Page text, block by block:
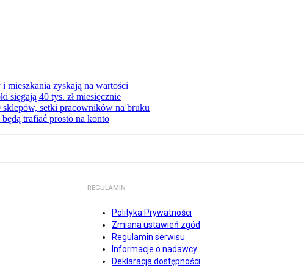
mieszkania zyskają na wartości
sięgają 40 tys. zł miesięcznie
sklepów, setki pracowników na bruku
trafiać prosto na konto
REGULAMIN
Polityka Prywatności
Zmiana ustawień zgód
Regulamin serwisu
Informacje o nadawcy
Deklaracja dostępności